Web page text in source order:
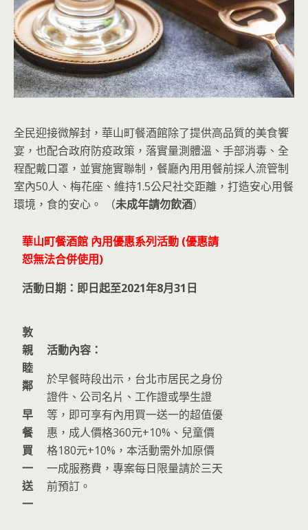
全民迎接微解封，華山町餐酒館除了提供高品質的美食饗
宴，也配合政府防疫政策，落實量測體溫、手部消毒、全
程配戴口罩，並實施實聯制，餐廳內用用餐前採人流管制
室內50人、梅花座、維持1.5公尺社交距離，打造安心用餐
環境，食的安心。 （未成年請勿飲酒）
華山町餐酒館 內用優惠系列活動 (優惠請
恕無法合併使用)
活動日期：即日起至2021年8月31日
敦
親
睦
鄰
早
餐
買
一
送
一
活動內容：
於早餐時段出示，台北市居民之身份
證件、公司名片、工作證或學生證
等，即可享有內用買一送一的超值優
惠，成人價格360元+10%、兒童價
格180元+10%，本活動需外加原價
一成服務費，專案每日限量請於三天
前預訂。